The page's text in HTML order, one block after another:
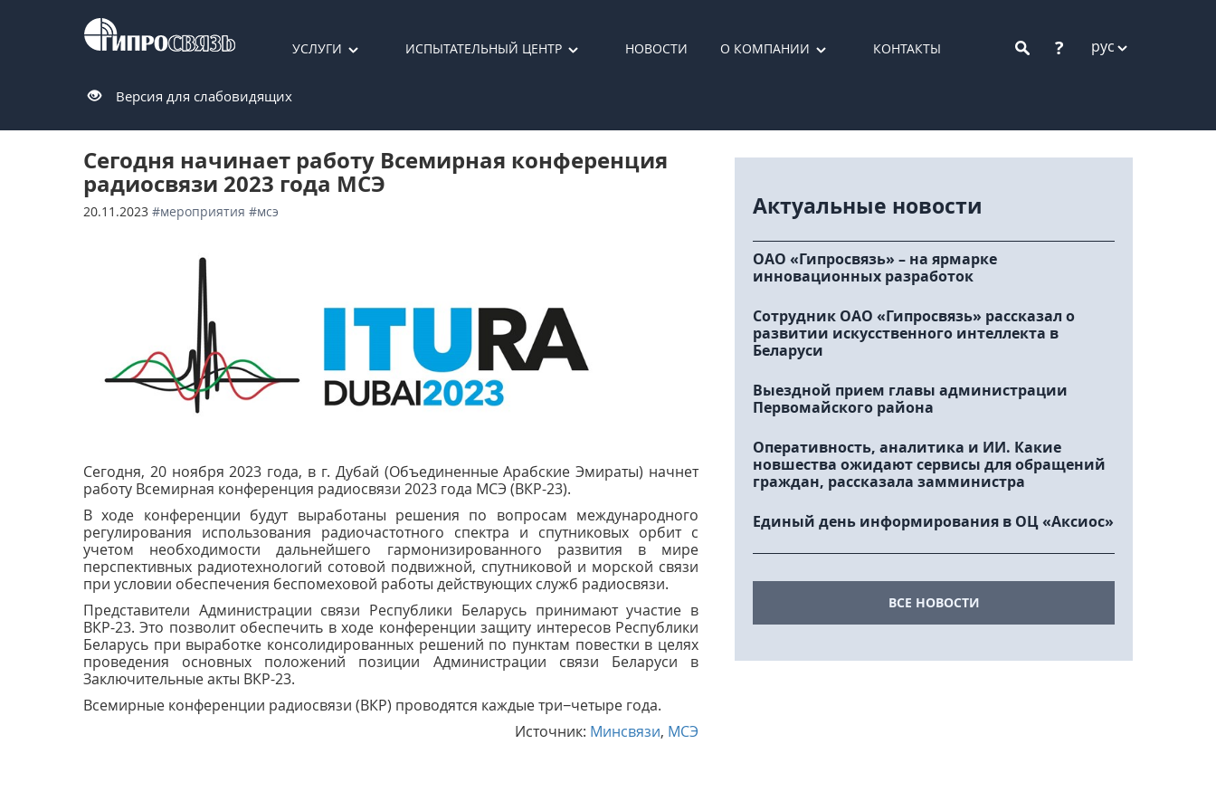
УСЛУГИ ИСПЫТАТЕЛЬНЫЙ ЦЕНТР НОВОСТИ О КОМПАНИИ КОНТАКТЫ ? рус
Версия для слабовидящих
Сегодня начинает работу Всемирная конференция
радиосвязи 2023 года МСЭ
20.11.2023 #мероприятия #мсэ
Сегодня, 20 ноября 2023 года, в г. Дубай (Объединенные Арабские Эмираты) начнет
работу Всемирная конференция радиосвязи 2023 года МСЭ (ВКР-23).
В ходе конференции будут выработаны решения по вопросам международного
регулирования использования радиочастотного спектра и спутниковых орбит с
учетом необходимости дальнейшего гармонизированного развития в мире
перспективных радиотехнологий сотовой подвижной, спутниковой и морской связи
при условии обеспечения беспомеховой работы действующих служб радиосвязи.
Представители Администрации связи Республики Беларусь принимают участие в
ВКР-23.Это позволит обеспечить в ходе конференции защиту интересов Республики
Беларусь при выработке консолидированных решений по пунктам повестки в целях
проведения основных положений позиции Администрации связи Беларуси в
Заключительные акты ВКР-23.
Всемирные конференции радиосвязи (ВКР) проводятся каждые три−четыре года.
Источник: Минсвязи, МСЭ
Актуальные новости
ОАО «Гипросвязь» – на ярмарке
инновационных разработок
Сотрудник ОАО «Гипросвязь» рассказал о
развитии искусственного интеллекта в
Беларуси
Выездной прием главы администрации
Первомайского района
Оперативность, аналитика и ИИ. Какие
новшества ожидают сервисы для обращений
граждан, рассказала замминистра
Единый день информирования в ОЦ «Аксиос»
ВСЕ НОВОСТИ